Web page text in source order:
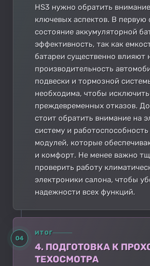
HS3 нужно обратить
ключевых аспектов. В первую
состояние аккумуляторной
эффективность, так как
батареи существенно
производительность
подвески и тормозной
необходима, чтобы
преждевременных отказов.
стоит обратить внимание на
систему и
модулей, которые
и комфорт. Не менее важно
проверить работу
электроники салона, чтобы
надежности всех функций.
04
ИТОГ
4. ПОДГОТОВКА К
ТЕХОСМОТРА